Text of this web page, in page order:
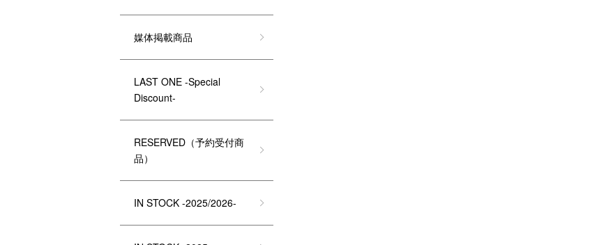
媒体掲載商品
LAST ONE -Special
Discount-
RESERVED（予約受付商
品）
IN STOCK -2025/2026-